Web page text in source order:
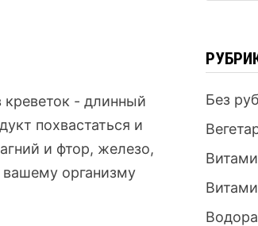
- длинный
похвастаться и
и фтор, железо,
вашему организму
Без